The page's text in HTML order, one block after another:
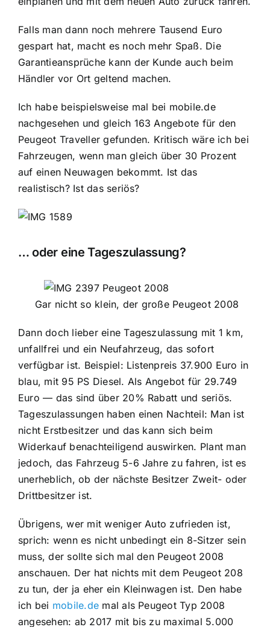
Falls man dann noch mehrere Tausend Euro
gespart hat, macht es noch mehr Spaß. Die
Garantieansprüche kann der Kunde auch beim
Händler vor Ort geltend machen.
Ich habe beispielsweise mal bei mobile.de
nachgesehen und gleich 163 Angebote für den
Peugeot Traveller gefunden. Kritisch wäre ich bei
Fahrzeugen, wenn man gleich über 30 Prozent
auf einen Neuwagen bekommt. Ist das
realistisch? Ist das seriös?
… oder eine Tageszulassung?
Gar nicht so klein, der große Peugeot 2008
Dann doch lieber eine Tageszulassung mit 1 km,
unfallfrei und ein Neufahrzeug, das sofort
verfügbar ist. Beispiel: Listenpreis 37.900 Euro in
blau, mit 95 PS Diesel. Als Angebot für 29.749
Euro — das sind über 20% Rabatt und seriös.
Tageszulassungen haben einen Nachteil: Man ist
nicht Erstbesitzer und das kann sich beim
Widerkauf benachteiligend auswirken. Plant man
jedoch, das Fahrzeug 5-6 Jahre zu fahren, ist es
unerheblich, ob der nächste Besitzer Zweit- oder
Drittbesitzer ist.
Übrigens, wer mit weniger Auto zufrieden ist,
sprich: wenn es nicht unbedingt ein 8-Sitzer sein
muss, der sollte sich mal den Peugeot 2008
anschauen. Der hat nichts mit dem Peugeot 208
zu tun, der ja eher ein Kleinwagen ist. Den habe
ich bei mobile.de mal als Peugeot Typ 2008
angesehen: ab 2017 mit bis zu maximal 5.000